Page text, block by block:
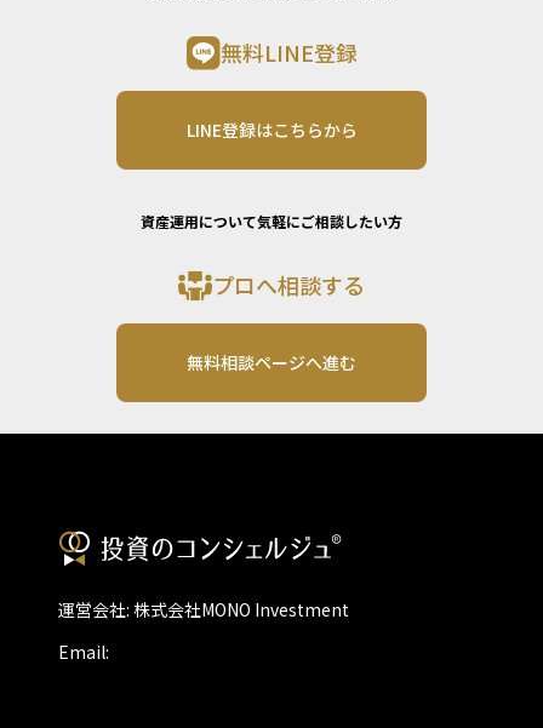
無料LINE登録
LINE登録はこちらから
資産運用について気軽にご相談したい方
プロへ相談する
無料相談ページへ進む
運営会社: 株式会社MONO Investment
Email: